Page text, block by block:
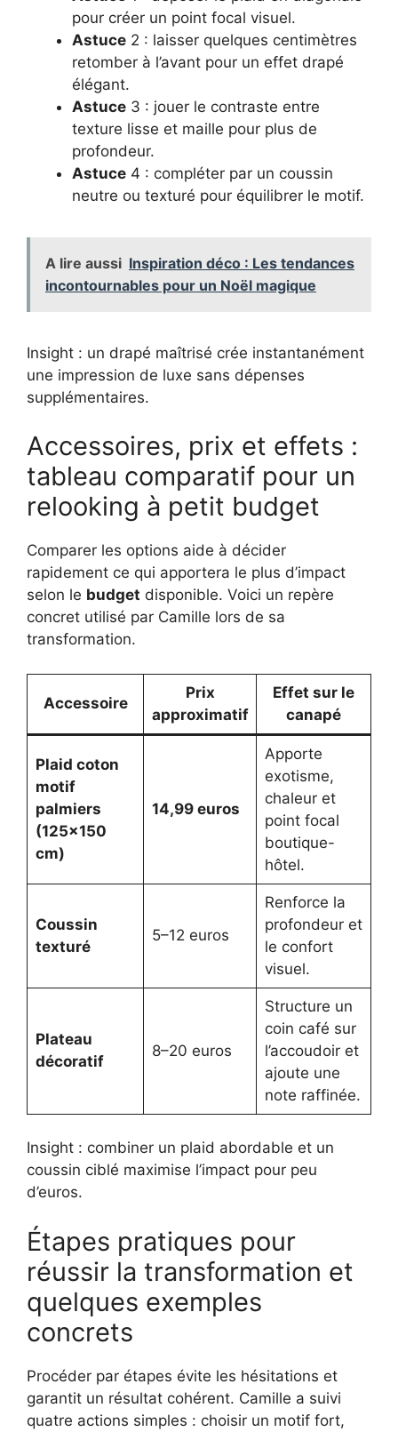
pour créer un point focal visuel.
Astuce 2 : laisser quelques centimètres
retomber à l’avant pour un effet drapé
élégant.
Astuce 3 : jouer le contraste entre
texture lisse et maille pour plus de
profondeur.
Astuce 4 : compléter par un coussin
neutre ou texturé pour équilibrer le motif.
A lire aussi Inspiration déco : Les tendances
incontournables pour un Noël magique
Insight : un drapé maîtrisé crée instantanément
une impression de luxe sans dépenses
supplémentaires.
Accessoires, prix et effets :
tableau comparatif pour un
relooking à petit budget
Comparer les options aide à décider
rapidement ce qui apportera le plus d’impact
selon le budget disponible. Voici un repère
concret utilisé par Camille lors de sa
transformation.
Accessoire
Prix
approximatif
Effet sur le
canapé
Plaid coton
motif
palmiers
(125×150
cm)
14,99 euros
Apporte
exotisme,
chaleur et
point focal
boutique-
hôtel.
Coussin
texturé
5–12 euros
Renforce la
profondeur et
le confort
visuel.
Plateau
décoratif
8–20 euros
Structure un
coin café sur
l’accoudoir et
ajoute une
note raffinée.
Insight : combiner un plaid abordable et un
coussin ciblé maximise l’impact pour peu
d’euros.
Étapes pratiques pour
réussir la transformation et
quelques exemples
concrets
Procéder par étapes évite les hésitations et
garantit un résultat cohérent. Camille a suivi
quatre actions simples : choisir un motif fort,